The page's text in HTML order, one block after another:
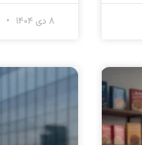
۸ دی ۱۴۰۴